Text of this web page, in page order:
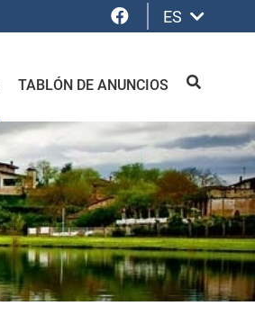
Facebook
ES
TABLÓN DE ANUNCIOS BUSCAR